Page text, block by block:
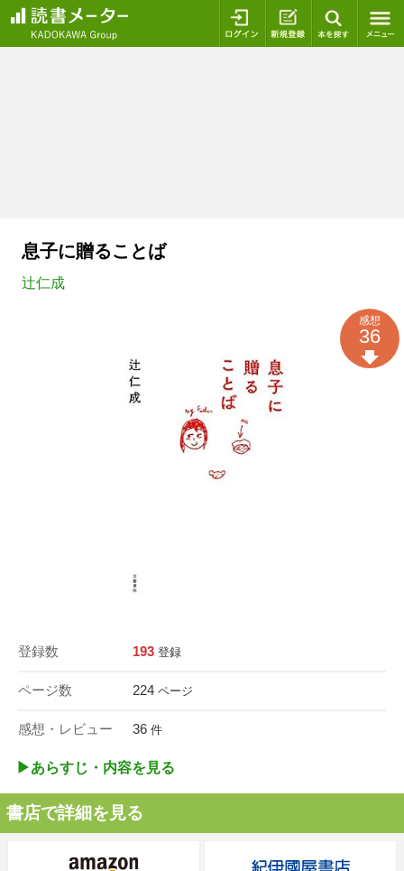
ログイン 新規登録
息子に贈ることば
辻仁成
登録数 193 登録
ページ数 224 ページ
感想・レビュー 36 件
感想
36
▶︎あらすじ・内容を見る
書店で詳細を見る